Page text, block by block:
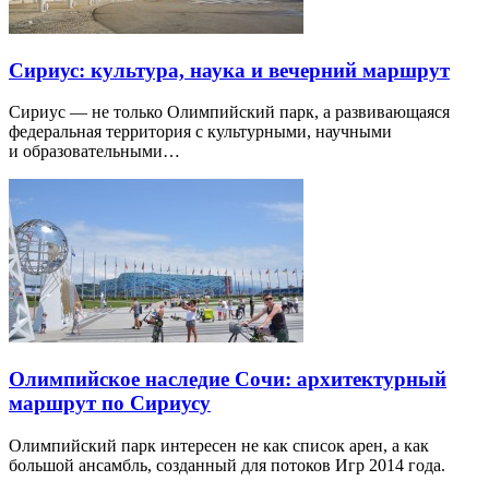
Сириус: культура, наука и вечерний маршрут
Сириус — не только Олимпийский парк, а развивающаяся
федеральная территория с культурными, научными
и образовательными…
Олимпийское наследие Сочи: архитектурный
маршрут по Сириусу
Олимпийский парк интересен не как список арен, а как
большой ансамбль, созданный для потоков Игр 2014 года.